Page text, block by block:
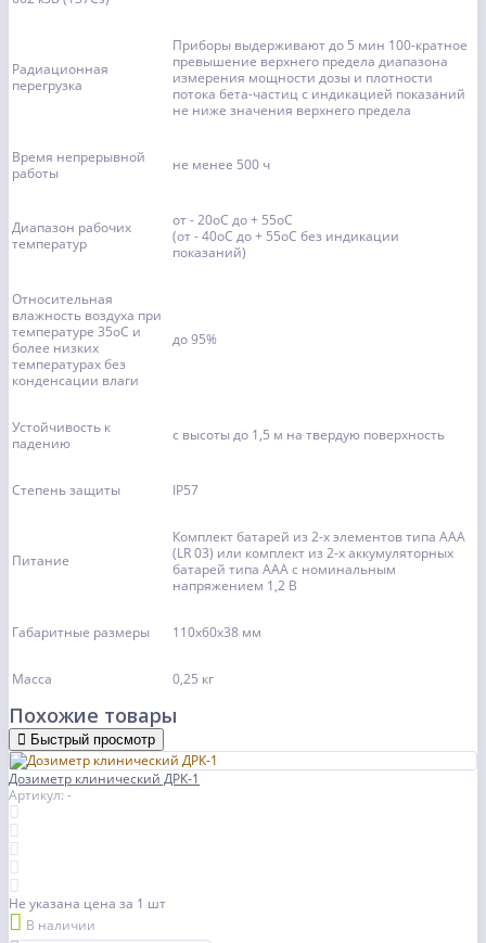
Радиационная
перегрузка
Приборы выдерживают до 5 мин 100-кратное
превышение верхнего предела диапазона
измерения мощности дозы и плотности
потока бета-частиц с индикацией показаний
не ниже значения верхнего предела
Время непрерывной
работы
не менее 500 ч
Диапазон рабочих
температур
от - 20оС до + 55оС
(от - 40оС до + 55оС без индикации
показаний)
Относительная
влажность воздуха при
температуре 35оС и
более низких
температурах без
конденсации влаги
до 95%
Устойчивость к
падению
с высоты до 1,5 м на твердую поверхность
Степень защиты IР57
Питание
Комплект батарей из 2-х элементов типа ААА
(LR 03) или комплект из 2-х аккумуляторных
батарей типа ААА с номинальным
напряжением 1,2 В
Габаритные размеры 110x60x38 мм
Масса 0,25 кг
Похожие товары
Быстрый просмотр
Дозиметр клинический ДРК-1
Артикул: -
Не указана цена за 1 шт
В наличии